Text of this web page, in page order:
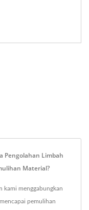
Pengolahan Limbah
Material?
kami menggabungkan
pemulihan